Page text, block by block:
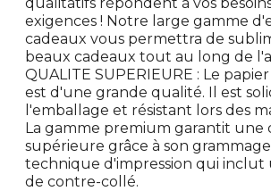
exigences ! Notre large gamme
cadeaux vous permettra de
beaux cadeaux tout au long de
QUALITE SUPERIEURE : Le
est d'une grande qualité. Il est
l'emballage et résistant lors des
La gamme premium garantit une
supérieure grâce à son
technique d'impression qui inclut
de contre-collé.